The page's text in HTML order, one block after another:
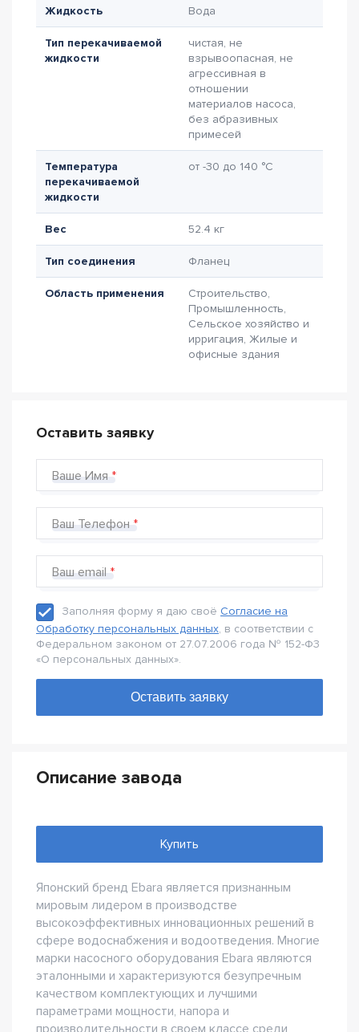
Жидкость Вода
Тип перекачиваемой
жидкости
чистая, не
взрывоопасная, не
агрессивная в
отношении
материалов насоса,
без абразивных
примесей
Температура
перекачиваемой
жидкости
от -30 до 140 °C
Вес 52.4 кг
Тип соединения Фланец
Область применения
Строительство,
Промышленность,
Сельское хозяйство и
ирригация, Жилые и
офисные здания
Оставить заявку
Ваше Имя
Ваш Телефон
Ваш email
Заполняя форму я даю своё Согласие на
Обработку персональных данных, в соответствии с
Федеральном законом от 27.07.2006 года № 152-Ф3
«О персональных данных».
Описание завода
Купить
Японский бренд Ebara является признанным
мировым лидером в производстве
высокоэффективных инновационных решений в
сфере водоснабжения и водоотведения. Многие
марки насосного оборудования Ebara являются
эталонными и характеризуются безупречным
качеством комплектующих и лучшими
параметрами мощности, напора и
производительности в своем классе среди